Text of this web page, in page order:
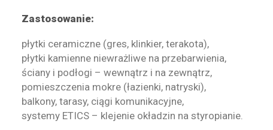
Zastosowanie:
płytki ceramiczne (gres, klinkier, terakota),
płytki kamienne niewrażliwe na przebarwienia,
ściany i podłogi – wewnątrz i na zewnątrz,
pomieszczenia mokre (łazienki, natryski),
balkony, tarasy, ciągi komunikacyjne,
systemy ETICS – klejenie okładzin na styropianie.